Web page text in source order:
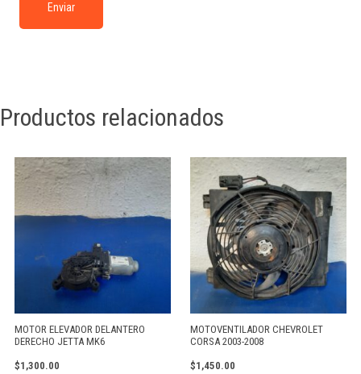
Productos relacionados
MOTOR ELEVADOR DELANTERO
DERECHO JETTA MK6
$1,300.00
MOTOVENTILADOR CHEVROLET
CORSA 2003-2008
$1,450.00